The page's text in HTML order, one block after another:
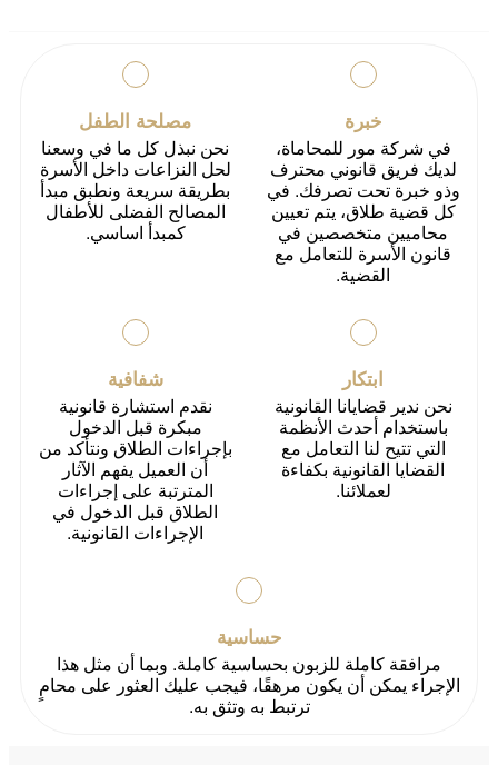
خبرة
في شركة مور للمحاماة،
لديك فريق قانوني محترف
وذو خبرة تحت تصرفك. في
كل قضية طلاق، يتم تعيين
محاميين متخصصين في
قانون الأسرة للتعامل مع
القضية.
مصلحة الطفل
نحن نبذل كل ما في وسعنا
لحل النزاعات داخل الأسرة
بطريقة سريعة ونطبق مبدأ
المصالح الفضلى للأطفال
كمبدأ اساسي.
ابتكار
نحن ندير قضايانا القانونية
باستخدام أحدث الأنظمة
التي تتيح لنا التعامل مع
القضايا القانونية بكفاءة
لعملائنا.
شفافية
نقدم استشارة قانونية
مبكرة قبل الدخول
بإجراءات الطلاق ونتأكد من
أن العميل يفهم الآثار
المترتبة على إجراءات
الطلاق قبل الدخول في
الإجراءات القانونية.
حساسية
مرافقة كاملة للزبون بحساسية كاملة. وبما أن مثل هذا
الإجراء يمكن أن يكون مرهقًا، فيجب عليك العثور على محامٍ
ترتبط به وتثق به.